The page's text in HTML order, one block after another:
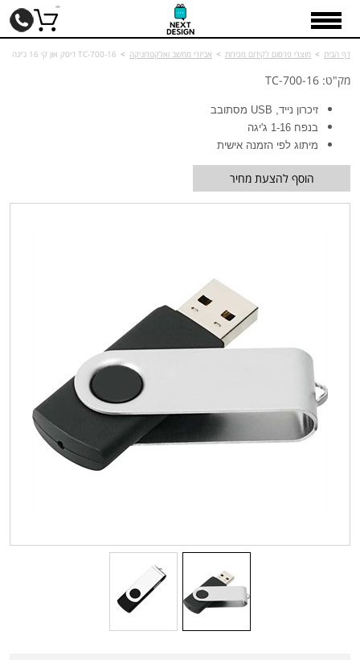
דף הבית > מוצרי פרסום לקידום מכירות > אביזרי מחשב ואלקטרוניקה > TC-700-16 דיסק און קי 16 ג'יגה
מק"ט: TC-700-16
זיכרון נייד, USB מסתובב
בנפח 1-16 ג'יגה
מיתוג לפי הזמנה אישית
הוסף להצעת מחיר